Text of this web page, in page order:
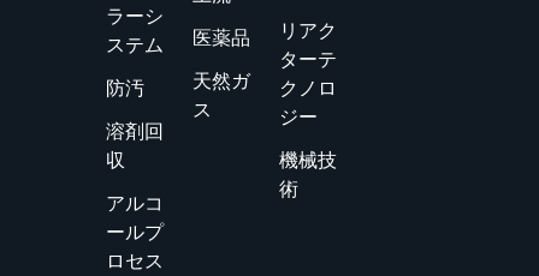
ラーシ
ステム
防汚
溶剤回
収
アルコ
ールプ
ロセス
医薬品
天然ガ
ス
リアク
ターテ
クノロ
ジー
機械技
術